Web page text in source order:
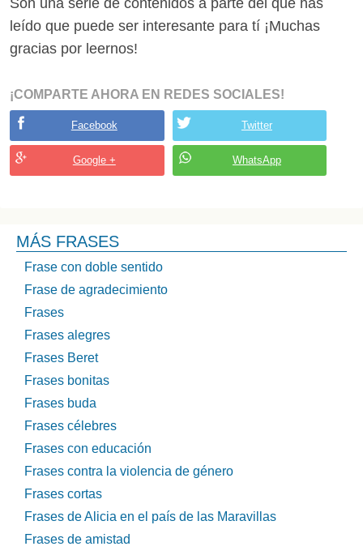
Son una serie de contenidos a parte del que has
leído que puede ser interesante para tí ¡Muchas
gracias por leernos!
¡COMPARTE AHORA EN REDES SOCIALES!
Facebook Twitter
Google + WhatsApp
MÁS FRASES
Frase con doble sentido
Frase de agradecimiento
Frases
Frases alegres
Frases Beret
Frases bonitas
Frases buda
Frases célebres
Frases con educación
Frases contra la violencia de género
Frases cortas
Frases de Alicia en el país de las Maravillas
Frases de amistad